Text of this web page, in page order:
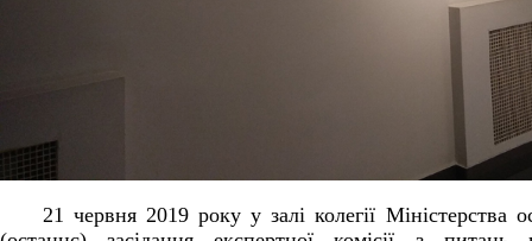
21 червня 2019 року у залі колегії Міністерства